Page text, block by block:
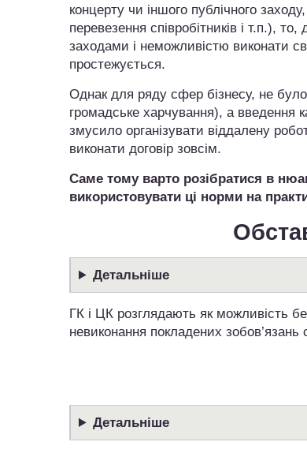
концерту чи іншого публічного
перевезення співробітників і т.п.),
заходами і неможливістю виконати
простежується.
Однак для ряду сфер бізнесу, не
громадське харчування), а введення
змусило організувати віддалену
виконати договір зовсім.
Саме тому варто розібратися в
використовувати ці норми на
Детальніше
ГК і ЦК розглядають як можливість
невиконання покладених
Детальніше